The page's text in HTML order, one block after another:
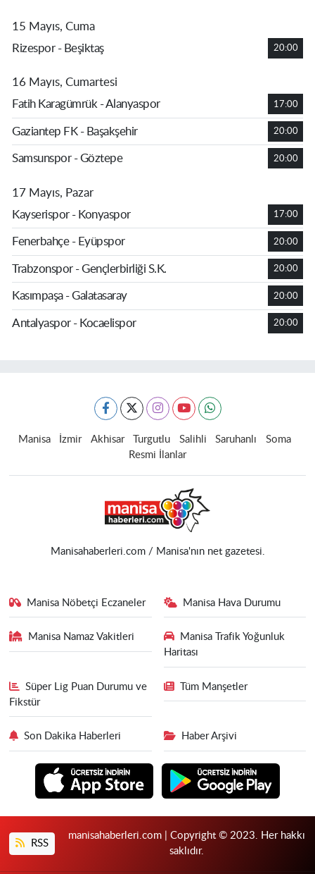
15 Mayıs, Cuma
Rizespor - Beşiktaş
20:00
16 Mayıs, Cumartesi
Fatih Karagümrük - Alanyaspor
17:00
Gaziantep FK - Başakşehir 20:00
Samsunspor - Göztepe 20:00
17 Mayıs, Pazar
Kayserispor - Konyaspor
17:00
Fenerbahçe - Eyüpspor 20:00
Trabzonspor - Gençlerbirliği S.K. 20:00
Kasımpaşa - Galatasaray 20:00
Antalyaspor - Kocaelispor 20:00
Manisa İzmir Akhisar Turgutlu Salihli Saruhanlı
Soma
Resmi İlanlar
Manisahaberleri.com / Manisa'nın net gazetesi.
Manisa Nöbetçi Eczaneler Manisa Hava Durumu
Manisa Namaz Vakitleri
Manisa Trafik Yoğunluk
Haritası
Süper Lig Puan Durumu ve
Fikstür
Tüm Manşetler
Son Dakika Haberleri Haber Arşivi
RSS
manisahaberleri.com | Copyright © 2023. Her hakkı
saklıdır.